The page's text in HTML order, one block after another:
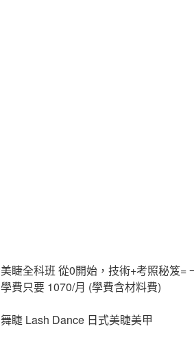
美睫全科班 從0開始，技術+考照秘笈=
學費只要 1070/月 (學費含材料費)
舞睫 Lash Dance 日式美睫美甲